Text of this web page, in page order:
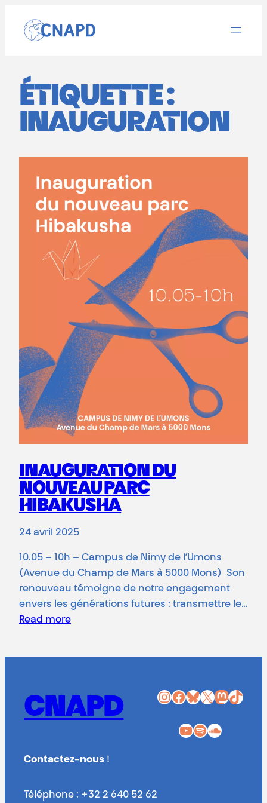
contenu
ÉTIQUETTE :
INAUGURATION
INAUGURATION DU
NOUVEAU PARC
HIBAKUSHA
24 avril 2025
10.05 – 10h – Campus de Nimy de l’Umons
(Avenue du Champ de Mars à 5000 Mons) Son
renouveau témoigne de notre engagement
envers les générations futures : transmettre le…
Read more
CNAPD InstagramFacebook Bluesky X Mastodon TikTok
YouTube Spotify SoundCloud
Contactez-nous !
Téléphone : +32 2 640 52 62